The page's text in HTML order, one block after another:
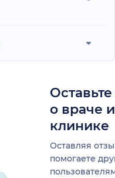
о враче
клинике
Оставляя
помогаете